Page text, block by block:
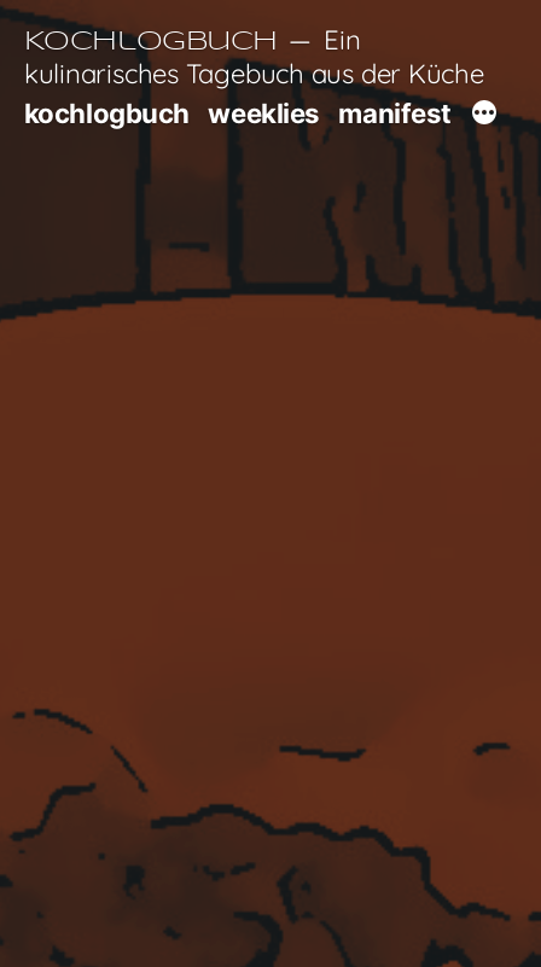
Zum
Inhalt
springen
Kochlogbuch
Ein
kulinarisches Tagebuch aus der Küche
kochlogbuch weeklies manifest